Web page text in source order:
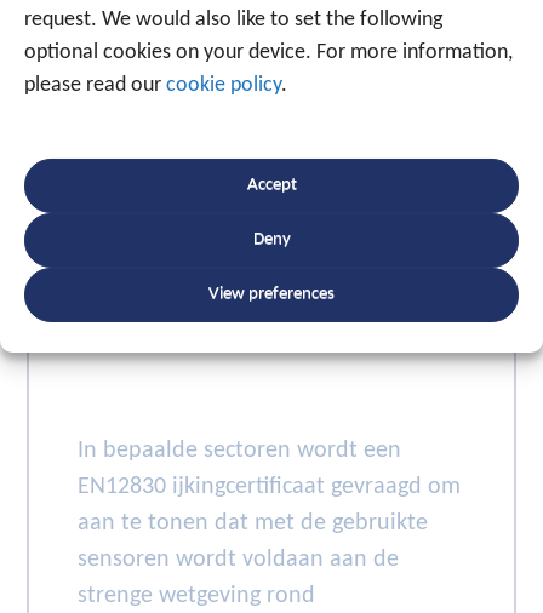
request. We would also like to set the following
optional cookies on your device. For more information,
please read our cookie policy.
Accept
Deny
View preferences
Temperatuurbewaking met
gekalibreerde sensoren
In bepaalde sectoren wordt een
EN12830 ijkingcertificaat gevraagd om
aan te tonen dat met de gebruikte
sensoren wordt voldaan aan de
strenge wetgeving rond